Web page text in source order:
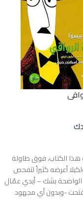
هذا الكتاب، فوق طاولة
أعرضه كثيراً لتفحص
الواضحة بشك – أيدي عمّال
فتحت -وبدون أي مجهود